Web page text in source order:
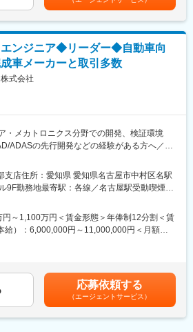
のみならず、日立製作所など大手も名を連ね
める業務
ダ等、自動車メーカー各社のほとんどがファ
土があるので、高度なシステムほど責任もあ
時の感動はひとしおです。
社員も多く、新卒社員と比べて昇格に差はな
定企業です。
ダ等、自動車メーカー各社のほとんどがファ
ーザー使用にカスタマイズし、納入していま
3月愛知県知事から『愛知ブランド企業』に
ットシステムを主に開発から設計、製造まで
トするトータルシステムエンジニアリングメ
エンジニア◆リーダー◆自動車向
車メーカーと取引多数
式会社
・メカトロニクス分野での開発、検証環境
ADASの先行開発などの経験がある方へ／世
い急増・業績好調／年間休日123日】
的課題のヒアリング
術部およびdSPACEドイツ本社と連携したソ
リード
品、サービス、ソリューションの見積書作成
支店住所：愛知県 愛知県名古屋市中村区名駅
9F勤務地最寄駅：各線／名古屋駅受動喫煙対
円～1,100万円＜賃金形態＞年俸制12分割＜賃
給）：6,000,000円～11,000,000円＜月額＞
上下する可能性があります。月給(月額)は固定
す。
応募依頼する
（エージェントサービス）